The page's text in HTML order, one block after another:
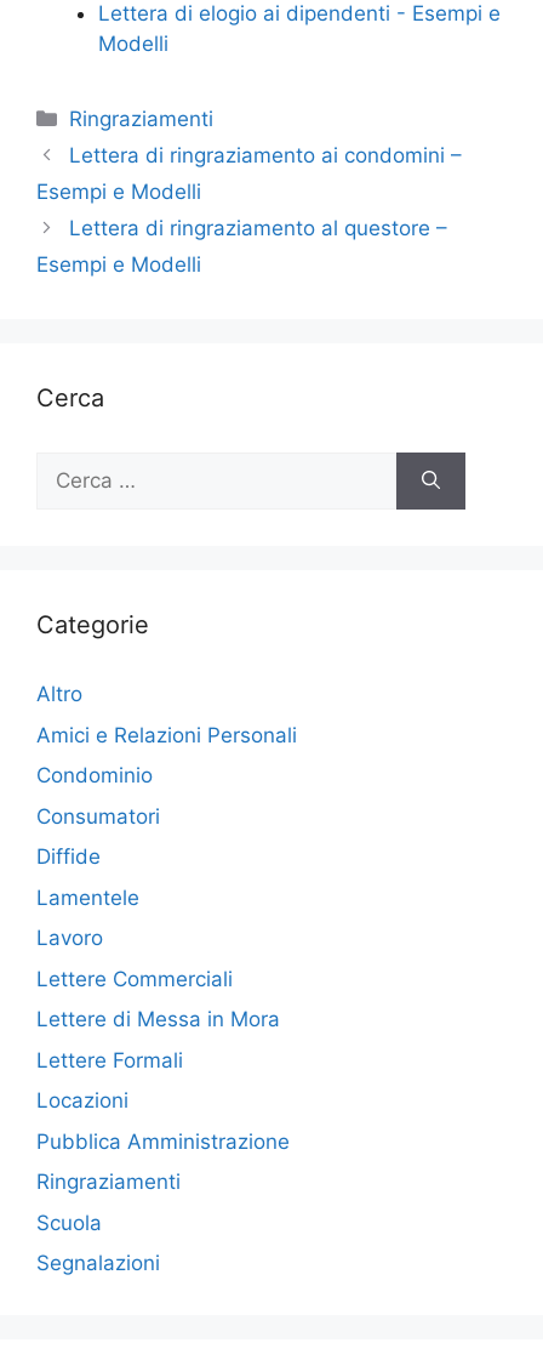
Lettera di elogio ai dipendenti - Esempi e
Modelli
Categorie
Ringraziamenti
Lettera di ringraziamento ai condomini –
Esempi e Modelli
Lettera di ringraziamento al questore –
Esempi e Modelli
Cerca
Ricerca
Categorie
Altro
Amici e Relazioni Personali
Condominio
Consumatori
Diffide
Lamentele
Lavoro
Lettere Commerciali
Lettere di Messa in Mora
Lettere Formali
Locazioni
Pubblica Amministrazione
Ringraziamenti
Scuola
Segnalazioni